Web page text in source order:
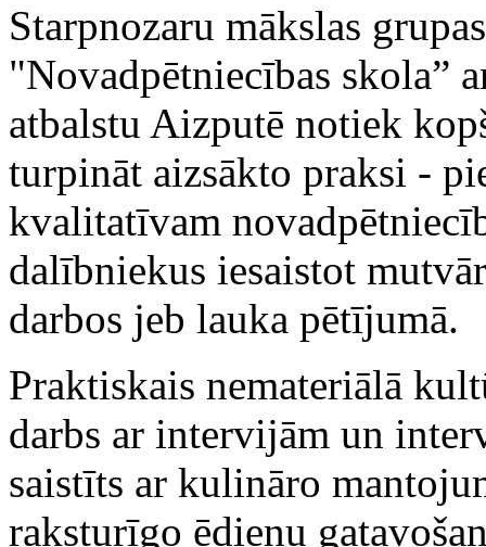
Starpnozaru mākslas
"Novadpētniecības skola”
atbalstu Aizputē notiek
turpināt aizsākto praksi -
kvalitatīvam
dalībniekus iesaistot
darbos jeb lauka pētījumā.
Praktiskais nemateriālā
darbs ar intervijām un
saistīts ar kulināro
raksturīgo ēdienu